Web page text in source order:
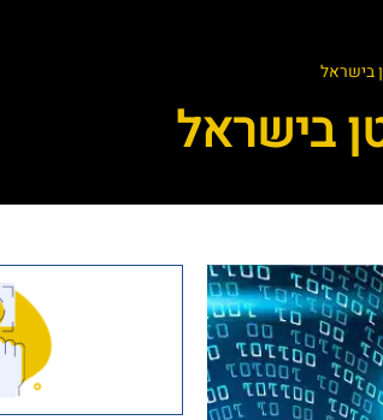
בישראל
בישראל